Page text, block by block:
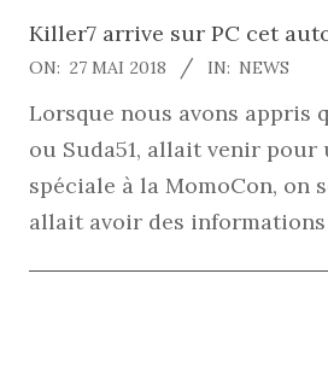
Killer7 arrive sur PC cet
2018-
05-
ON: 27 MAI 2018 IN: NEWS
Lorsque nous avons appris
ou Suda51, allait venir pour
spéciale à la MomoCon, on
allait avoir des